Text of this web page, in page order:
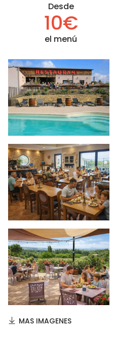
Desde
10€
el menú
MAS IMAGENES